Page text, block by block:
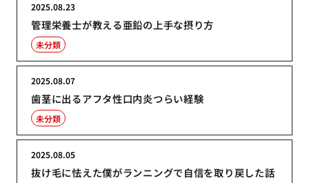
管理栄養士が教える亜鉛の上手な摂り方
2025.08.23
未分類
歯茎に出るアフタ性口内炎つらい経験
2025.08.07
未分類
抜け毛に怯えた僕がランニングで自信を取り戻した話
2025.08.05